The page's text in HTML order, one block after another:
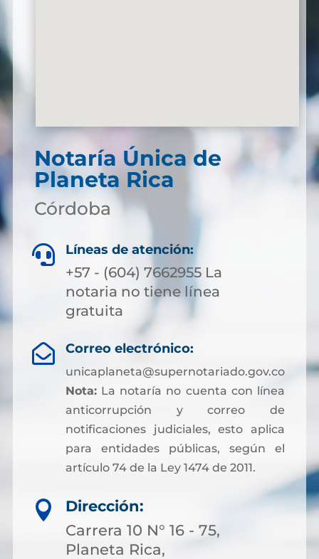
Notaría Única de
Planeta Rica
Córdoba
 Líneas de atención:
+57 - (604) 7662955 La
notaria no tiene línea
gratuita
 Correo electrónico:
unicaplaneta@supernotariado.gov.co
Nota:La notaría no cuenta con línea
anticorrupción y correo de
notificaciones judiciales, esto aplica
para entidades públicas, según el
artículo 74 de la Ley 1474 de 2011.

Dirección:
Carrera 10 N° 16 - 75,
Planeta Rica,